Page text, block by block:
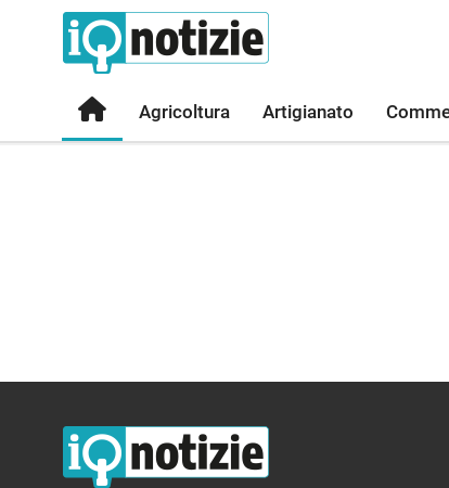
Agricoltura Artigianato
IQ Notizie